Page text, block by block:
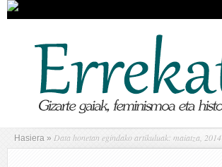
Hasiera » Data honetan egindako artikuluak: maiatza, 2014